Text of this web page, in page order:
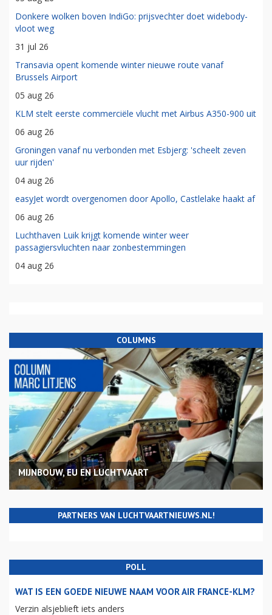
Donkere wolken boven IndiGo: prijsvechter doet widebody-
vloot weg
31 jul 26
Transavia opent komende winter nieuwe route vanaf
Brussels Airport
05 aug 26
KLM stelt eerste commerciële vlucht met Airbus A350-900 uit
06 aug 26
Groningen vanaf nu verbonden met Esbjerg: 'scheelt zeven
uur rijden'
04 aug 26
easyJet wordt overgenomen door Apollo, Castlelake haakt af
06 aug 26
Luchthaven Luik krijgt komende winter weer
passagiersvluchten naar zonbestemmingen
04 aug 26
COLUMNS
MIJNBOUW, EU EN LUCHTVAART
PARTNERS VAN LUCHTVAARTNIEUWS.NL!
POLL
WAT IS EEN GOEDE NIEUWE NAAM VOOR AIR FRANCE-KLM?
Verzin alsjeblieft iets anders